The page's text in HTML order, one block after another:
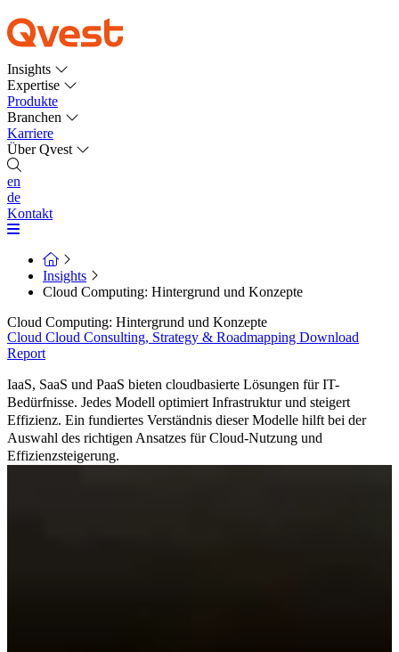
Insights
Expertise
Produkte
Branchen
Karriere
Über Qvest
en
de
Kontakt
Insights
Cloud Computing: Hintergrund und Konzepte
Cloud Computing: Hintergrund und Konzepte
Cloud Cloud Consulting, Strategy & Roadmapping Download
Report
IaaS, SaaS und PaaS bieten cloudbasierte Lösungen für IT-
Bedürfnisse. Jedes Modell optimiert Infrastruktur und steigert
Effizienz. Ein fundiertes Verständnis dieser Modelle hilft bei der
Auswahl des richtigen Ansatzes für Cloud-Nutzung und
Effizienzsteigerung.